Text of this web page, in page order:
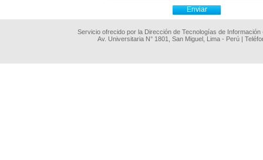
Servicio ofrecido por la Dirección de Tecnologías de
Av. Universitaria N° 1801, San Miguel, Lima - Perú |